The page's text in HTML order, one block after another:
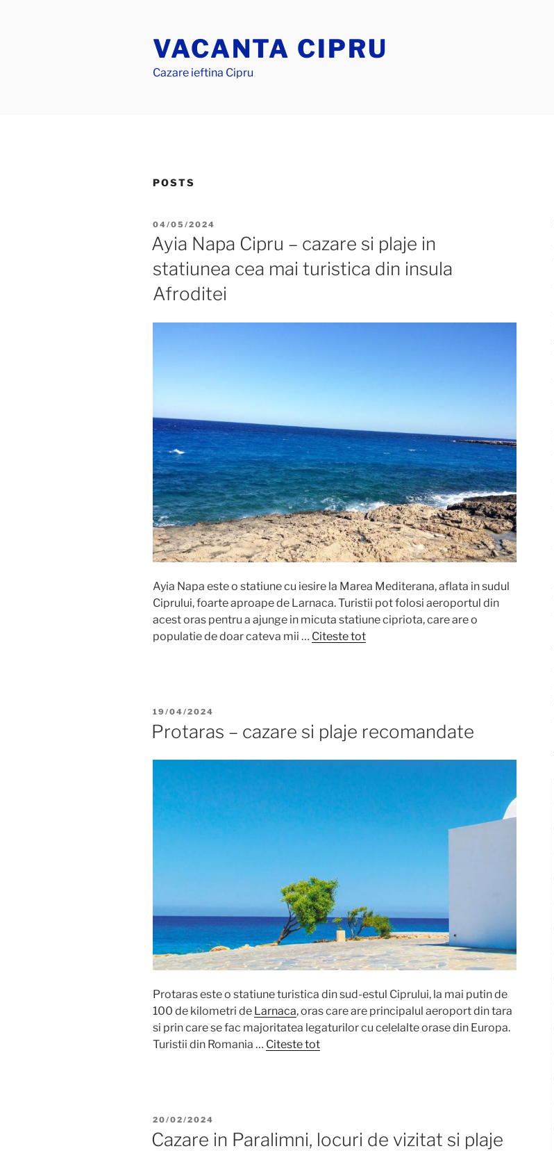
VACANTA CIPRU
Cazare ieftina Cipru
POSTS
POSTED
ON
04/05/2024
Ayia Napa Cipru – cazare si plaje in
statiunea cea mai turistica din insula
Afroditei
Ayia Napa este o statiune cu iesire la Marea Mediterana, aflata in sudul
Ciprului, foarte aproape de Larnaca. Turistii pot folosi aeroportul din
acest oras pentru a ajunge in micuta statiune cipriota, care are o
populatie de doar cateva mii … Citeste tot
POSTED
ON
19/04/2024
Protaras – cazare si plaje recomandate
Protaras este o statiune turistica din sud-estul Ciprului, la mai putin de
100 de kilometri de Larnaca, oras care are principalul aeroport din tara
si prin care se fac majoritatea legaturilor cu celelalte orase din Europa.
Turistii din Romania … Citeste tot
POSTED
ON
20/02/2024
Cazare in Paralimni, locuri de vizitat si plaje